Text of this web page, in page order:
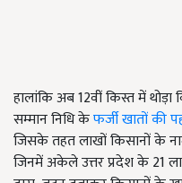
हालांकि अब 12वीं किस्त में थोड़ा
सम्मान निधि केफर्जी खातों की
जिसके तहत लाखों किसानों के
जिनमें अकेले उत्तर प्रदेश के 21